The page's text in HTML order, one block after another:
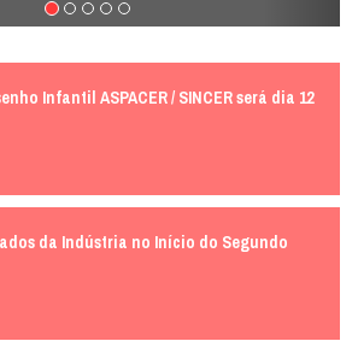
Infantil ASPACER / SINCER será dia 12
da Indústria no Início do Segundo